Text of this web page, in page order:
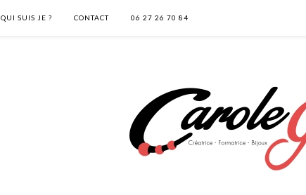
QUI SUIS JE ? CONTACT 06 27 26 70 84